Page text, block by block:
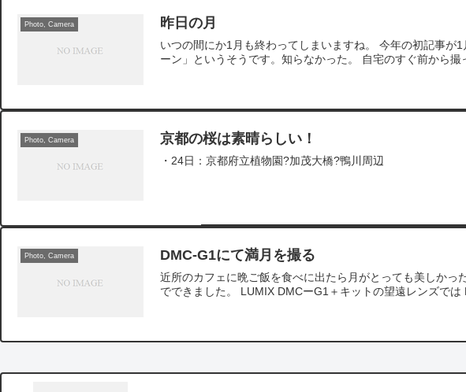
Photo, Camera 昨日の月
いつの間にか1月も終わってしまいますね。 今年の初記事が
ーン」というそうです。知らなかった。 自宅のすぐ前から撮
Photo, Camera 京都の桜は素晴らしい！
・24日：京都府立植物園?加茂大橋?鴨川周辺
Photo, Camera DMC-G1にて満月を撮る
近所のカフェに晩ご飯を食べに出たら月がとっても美しか
でできました。 LUMIX DMCーG1＋キットの望遠レンズでは